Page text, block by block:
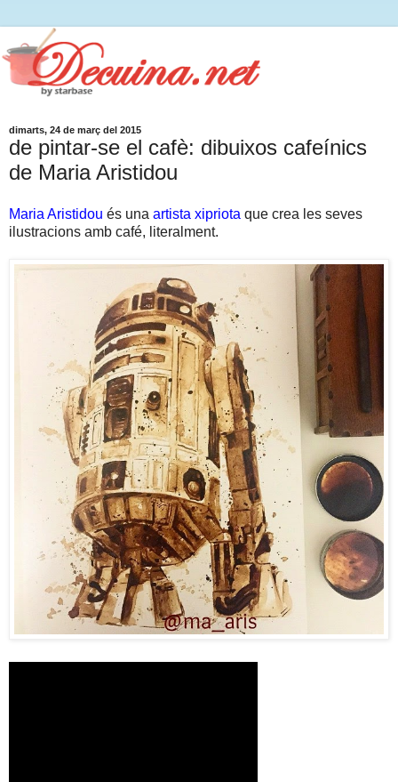
dimarts, 24 de març del 2015
de pintar-se el cafè: dibuixos cafeínics
de Maria Aristidou
Maria Aristidou és una artista xipriota que crea les seves
ilustracions amb café, literalment.